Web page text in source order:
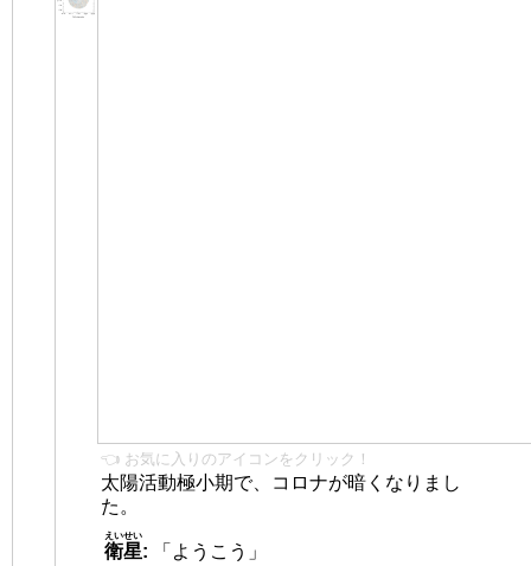
👈 お気に入りのアイコンをクリック！
太陽活動極小期で、コロナが暗くなりまし
た。
衛星
えいせい
:
「ようこう」